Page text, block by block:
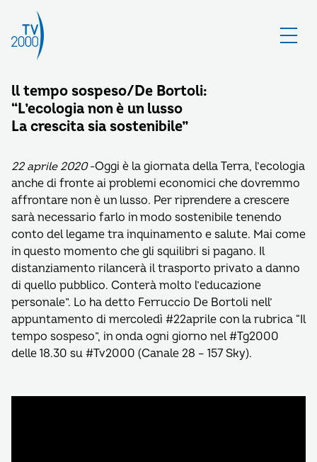
ll tempo sospeso/De Bortoli:
“L’ecologia non è un lusso
La crescita sia sostenibile”
22 aprile 2020-Oggi è la giornata della Terra, l’ecologia
anche di fronte ai problemi economici che dovremmo
affrontare non è un lusso. Per riprendere a crescere
sarà necessario farlo in modo sostenibile tenendo
conto del legame tra inquinamento e salute. Mai come
in questo momento che gli squilibri si pagano. Il
distanziamento rilancerà il trasporto privato a danno
di quello pubblico. Conterà molto l’educazione
personale”. Lo ha detto Ferruccio De Bortoli nell’
appuntamento di mercoledì #22aprile con la rubrica “Il
tempo sospeso”, in onda ogni giorno nel #Tg2000
delle 18.30 su #Tv2000 (Canale 28 – 157 Sky).